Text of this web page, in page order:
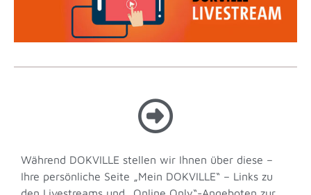
Während DOKVILLE stellen wir Ihnen über diese –
Ihre persönliche Seite „Mein DOKVILLE“ – Links zu